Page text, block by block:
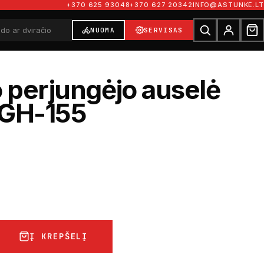
+370 625 93048+370 627 20342INFO@ASTUNKE.LT
NUOMA SERVISAS
perjungėjo auselė
155
Į KREPŠELĮ